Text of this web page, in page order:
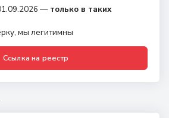
— только в таких
мы легитимны
Ссылка на реестр